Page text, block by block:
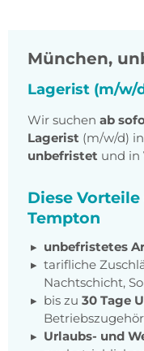
München,
Lagerist (m/w/
Wir suchen ab
Lagerist (m/w/d)
unbefristet und in
Diese
Tempton
unbefristetes
tarifliche
Nachtschicht,
bis zu 30 Tage
Urlaubs- und